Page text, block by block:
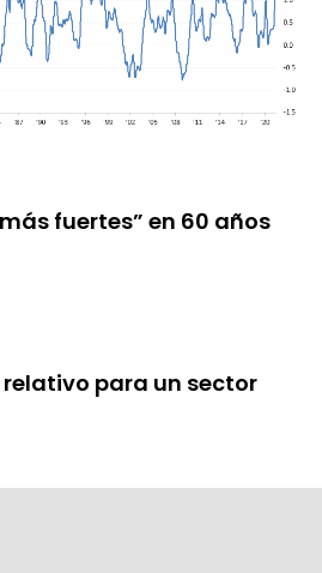
fuertes” en 60 años
para un sector